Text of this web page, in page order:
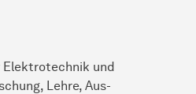
Elektrotechnik und
Lehre, Aus-